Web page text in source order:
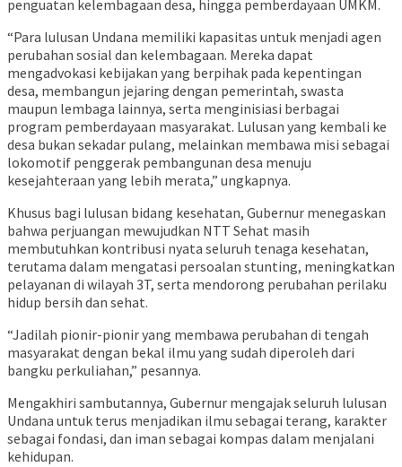
penguatan kelembagaan desa, hingga pemberdayaan UMKM.
“Para lulusan Undana memiliki kapasitas untuk menjadi agen
perubahan sosial dan kelembagaan. Mereka dapat
mengadvokasi kebijakan yang berpihak pada kepentingan
desa, membangun jejaring dengan pemerintah, swasta
maupun lembaga lainnya, serta menginisiasi berbagai
program pemberdayaan masyarakat. Lulusan yang kembali ke
desa bukan sekadar pulang, melainkan membawa misi sebagai
lokomotif penggerak pembangunan desa menuju
kesejahteraan yang lebih merata,” ungkapnya.
Khusus bagi lulusan bidang kesehatan, Gubernur menegaskan
bahwa perjuangan mewujudkan NTT Sehat masih
membutuhkan kontribusi nyata seluruh tenaga kesehatan,
terutama dalam mengatasi persoalan stunting, meningkatkan
pelayanan di wilayah 3T, serta mendorong perubahan perilaku
hidup bersih dan sehat.
“Jadilah pionir-pionir yang membawa perubahan di tengah
masyarakat dengan bekal ilmu yang sudah diperoleh dari
bangku perkuliahan,” pesannya.
Mengakhiri sambutannya, Gubernur mengajak seluruh lulusan
Undana untuk terus menjadikan ilmu sebagai terang, karakter
sebagai fondasi, dan iman sebagai kompas dalam menjalani
kehidupan.